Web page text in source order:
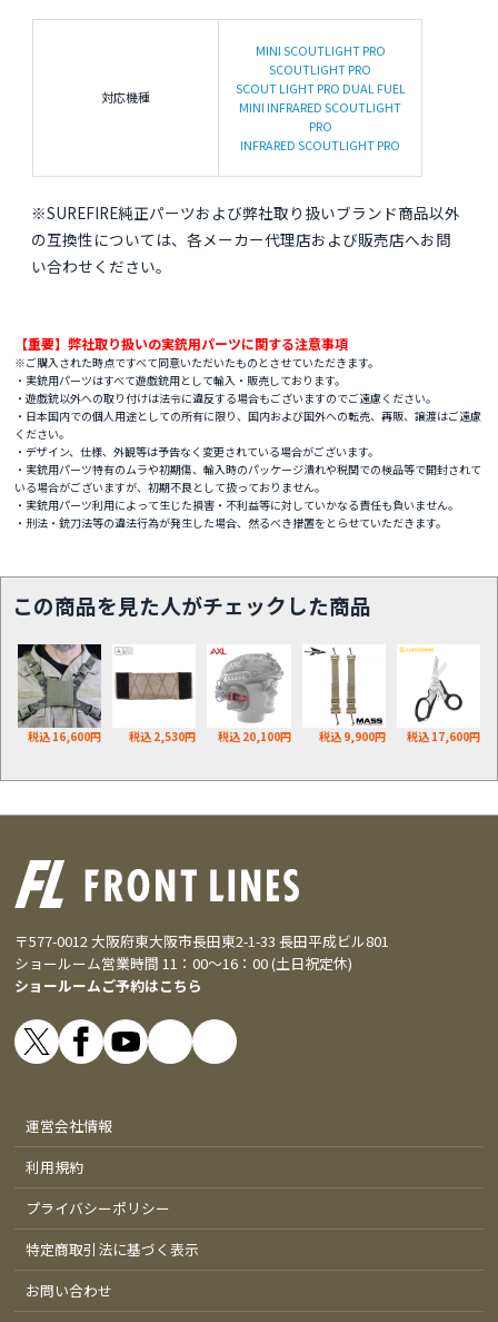
対応機種
MINI SCOUTLIGHT PRO
SCOUTLIGHT PRO
SCOUT LIGHT PRO DUAL FUEL
MINI INFRARED SCOUTLIGHT
PRO
INFRARED SCOUTLIGHT PRO
※SUREFIRE純正パーツおよび弊社取り扱いブランド商品以外
の互換性については、各メーカー代理店および販売店へお問
い合わせください。
【重要】弊社取り扱いの実銃用パーツに関する注意事項
※ご購入された時点ですべて同意いただいたものとさせていただきます。
・実銃用パーツはすべて遊戯銃用として輸入・販売しております。
・遊戯銃以外への取り付けは法令に違反する場合もございますのでご遠慮ください。
・日本国内での個人用途としての所有に限り、国内および国外への転売、再販、譲渡はご遠慮
ください。
・デザイン、仕様、外観等は予告なく変更されている場合がございます。
・実銃用パーツ特有のムラや初期傷、輸入時のパッケージ潰れや税関での検品等で開封されて
いる場合がございますが、初期不良として扱っておりません。
・実銃用パーツ利用によって生じた損害・不利益等に対していかなる責任も負いません。
・刑法・銃刀法等の違法行為が発生した場合、然るべき措置をとらせていただきます。
この商品を見た人がチェックした商品
税込 16,600円 税込 2,530円 税込 20,100円 税込 9,900円 税込 17,600円
〒577-0012 大阪府東大阪市長田東2-1-33 長田平成ビル801
ショールーム営業時間 11：00～16：00 (土日祝定休)
ショールームご予約はこちら
運営会社情報
利用規約
プライバシーポリシー
特定商取引法に基づく表示
お問い合わせ